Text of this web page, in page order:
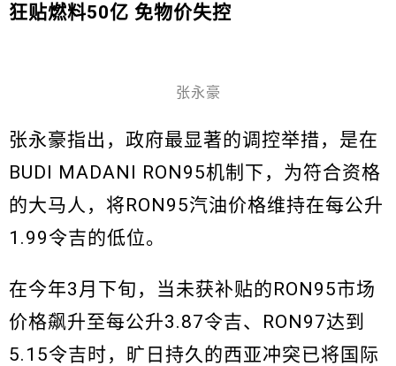
狂贴燃料50亿 免物价失控
张永豪
张永豪指出，政府最显著的调控举措，是在
BUDI MADANI RON95机制下，为符合资格
的大马人，将RON95汽油价格维持在每公升
1.99令吉的低位。
在今年3月下旬，当未获补贴的RON95市场
价格飙升至每公升3.87令吉、RON97达到
5.15令吉时，旷日持久的西亚冲突已将国际